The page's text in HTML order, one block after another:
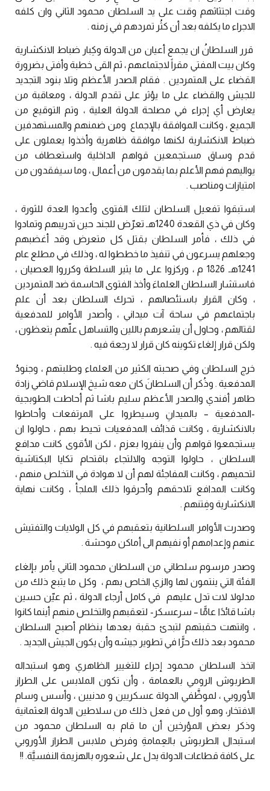
وقت اجتثاثهم وقت على يد السلطان محمود الثاني وان كلفه
الاجراء ما يكلفه بعد أن كثُر تمردهم في زمنه .
قرر السلطانُ ان يجمع أعيان من الدولة وكِبار ضباط الانكشارية
وكان بيت المفتي مقراً لاجتماعهم ، ثم القى خطبة وأفتى بضرورة
القضاء على المتمردين . فقام الصدر الأعظم وتلا بنود التجديد
للجيش والقضاء على ما يؤثر على تقدم الدولة ، ومعاقبة من
يعارض أي إجراء في مصلحة الدولة العلية ، وتم التوقيع من
الجميع ، وكانت الموافقة بالإجماع ومن ضمنهم والمستهدفين
ضباط الانكشارية لكنها موافقة ظاهرية وأخذوا يعملون على
قدم وساق مستجمعين قواهم الداخلية واستعطاف من
يواليهم فهم الأعلم بما يقدمون من أعمال ، وما سيفقدون من
امتيازات ومناصب .
استبقوا تفعيل السلطان لتلك الفتوى وأعدوا العدة للثورة ،
وكان في ذي القعدة 1240هـ تعرّض للجند حين تدريبهم وتمادوا
في ذلك ، فأمر السلطان بقتل كل متعرض وقد أغضبهم
وجعلهم يسرعون في تنفيذ ما خططوا له ، وذلك في مطلع عام
1241هـ 1826 م ، وركزوا على ما يثير السلطة وكرروا العصيان ،
فاستشار السلطان العلماءَ وأخذ الفتوى الحاسمة ضد المتمردين
، وكان القرار باستئصالهم ، تحرك السلطان بعد أن علم
باجتماعهم في ساحة آت ميداني ، وأصدر الأوامر للمدفعية
لقتالهم ، وحاول أن يشعرهم باللين والتساهل علّهم يتعظون ،
ولكن قرار إلغاء تكوينه كان قرار لا رجعة فيه .
خرج السلطان وفي صحبته الكثير من العلماء وطلبتهم ، وجنودُ
المدفعية . وذُكر أن السلطانَ كان معه شيخ الإسلام قاضي زادة
طاهر أفندي والصدر الأعظم سليم باشا ثم أحاطت الطوبجية
-المدفعية – بالميدانِ وسيطروا على المرتفعات وأحاطوا
بالانكشارية ، وكانت قذائف المدفعيات تحيط بهم ، حاولوا ان
يستجمعوا قواهم وأن ينفروا بعزم ، لكن الأقوى كانت مدافع
السلطان ، حاولوا التوجه والالتجاء باقتحام تكايا البكتاشية
لتحميهم ، وكانت المفاجئة لهم أن لا هوادة في التخلص منهم ،
وكانت المدافع تلاحقهم وأحرقوا ذلك الملجأ ، وكانت نهاية
الانكشارية وفِتنهم .
وصدرت الأوامر السلطانية بتعقبهم في كل الولايات والتفتيش
عنهم وإعدامهم أو نفيهم الى أماكن موحشة .
وصدر مرسوم سلطاني من السلطان محمود الثاني يأمر بإلغاء
الفئة التي ينتمون لها والزي الخاص بهم ، وكل ما يتبع ذلك من
مدلولا لات تدل عليهم في كامل أرجاء الدولة ، ثم عيّن حسين
باشا قائدًا عامًّا – سرعسكر- لتعقبهم والتخلص منهم أينما كانوا
، وانتهت حقبتهم لتبدئ حقبة بعدها بنظام أصبح السلطان
محمود بعد ذلك حرًّا في تطوير جيشه وأن يكون الجيش الجديد .
اتخذ السلطان محمود إجراء للتغيير الظاهري وهو استبداله
الطربوش الرومي بالعمامة ، وأن تكون الملابس على الطراز
الأوروبي ، لموظَّفي الدولة عسكريين و مدنيين ، وأسس وسام
الافتخار، وهو أول من فعل ذلك من سلاطين الدولة العثمانية
وذكر بعض المؤرخين أن ما قام به السلطان محمود من
استبدال الطربوش بالعِمامةِ وفرض ملابس الطراز الأوروبي
على كافة قطاعات الدولة يدل على شعوره بالهزيمة النفسيَّة. !!